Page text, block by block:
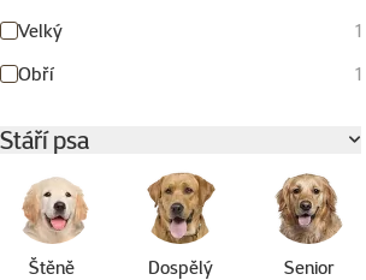
Velký
1
Obří
1
Stáří psa
Štěně Dospělý Senior